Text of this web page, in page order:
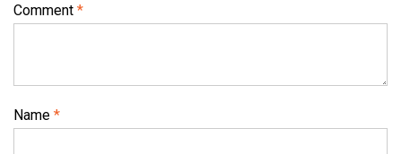
Comment *
Name *